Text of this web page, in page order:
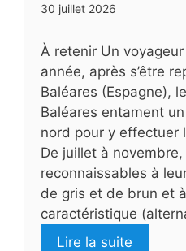
30 juillet 2026
À retenir Un
année, après s’être
Baléares (Espagne),
Baléares entament
nord pour y effectuer
De juillet à
reconnaissables à
de gris et de brun et
caractéristique
Lire la suite